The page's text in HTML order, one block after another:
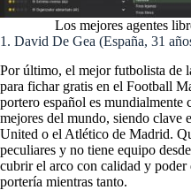
Los mejores agentes
1. David De Gea (España, 31
Por último, el mejor futbolista de
para fichar gratis en el Football
portero español es
mejores del mundo, siendo clave
United o el Atlético de Madrid.
peculiares y no tiene equipo
cubrir el arco con calidad y poder
portería mientras tanto.